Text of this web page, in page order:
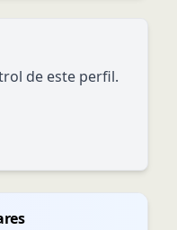
de este perfil.